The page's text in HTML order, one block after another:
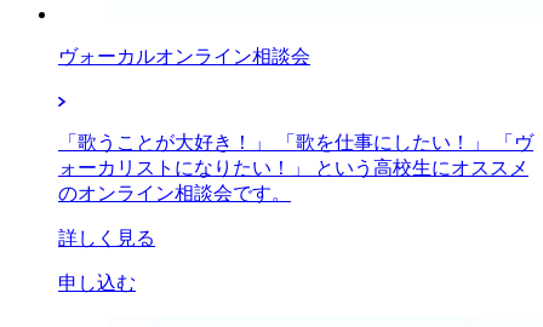
ヴォーカルオンライン相談会
「歌うことが大好き！」 「歌を仕事にしたい！」 「ヴ
ォーカリストになりたい！」 という高校生にオススメ
のオンライン相談会です。
詳しく見る
申し込む